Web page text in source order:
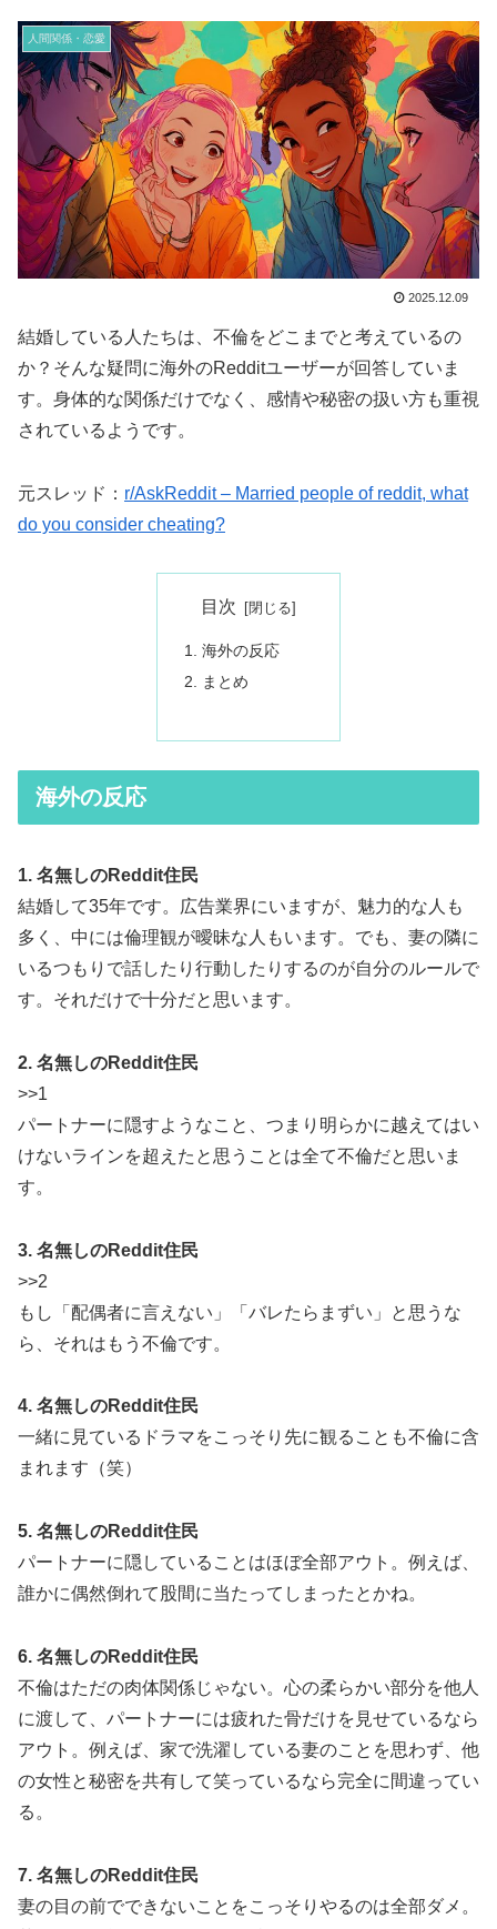
人間関係・恋愛
2025.12.09
結婚している人たちは、不倫をどこまでと考えているの
か？そんな疑問に海外のRedditユーザーが回答していま
す。身体的な関係だけでなく、感情や秘密の扱い方も重視
されているようです。
元スレッド： r/AskReddit – Married people of reddit, what
do you consider cheating?
目次
海外の反応
まとめ
海外の反応
1. 名無しのReddit住民
結婚して35年です。広告業界にいますが、魅力的な人も
多く、中には倫理観が曖昧な人もいます。でも、妻の隣に
いるつもりで話したり行動したりするのが自分のルールで
す。それだけで十分だと思います。
2. 名無しのReddit住民
>>1
パートナーに隠すようなこと、つまり明らかに越えてはい
けないラインを超えたと思うことは全て不倫だと思いま
す。
3. 名無しのReddit住民
>>2
もし「配偶者に言えない」「バレたらまずい」と思うな
ら、それはもう不倫です。
4. 名無しのReddit住民
一緒に見ているドラマをこっそり先に観ることも不倫に含
まれます（笑）
5. 名無しのReddit住民
パートナーに隠していることはほぼ全部アウト。例えば、
誰かに偶然倒れて股間に当たってしまったとかね。
6. 名無しのReddit住民
不倫はただの肉体関係じゃない。心の柔らかい部分を他人
に渡して、パートナーには疲れた骨だけを見せているなら
アウト。例えば、家で洗濯している妻のことを思わず、他
の女性と秘密を共有して笑っているなら完全に間違ってい
る。
7. 名無しのReddit住民
妻の目の前でできないことをこっそりやるのは全部ダメ。